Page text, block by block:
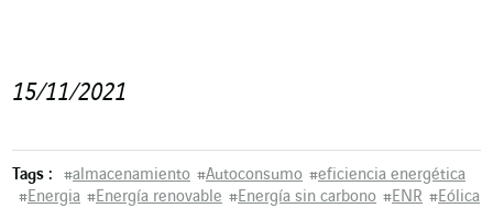
15/11/2021
Tags : #almacenamiento #Autoconsumo #eficiencia energética
#Energia #Energía renovable #Energía sin carbono #ENR #Eólica